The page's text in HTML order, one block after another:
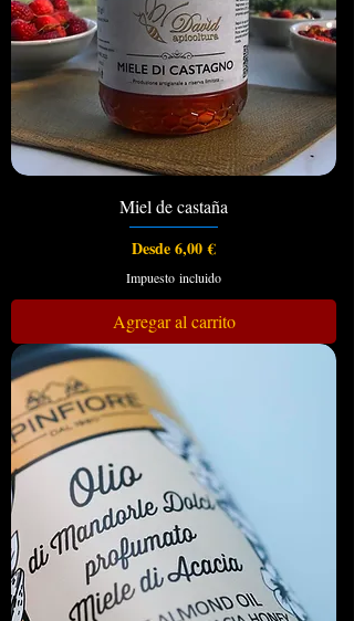
Miel de castaña
Desde6,00 €
Precio de oferta
Impuesto incluido
Agregar al carrito